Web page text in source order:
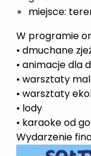
miejsce:
W programie
• dmuchane
• animacje dla
• warsztaty
• warsztaty
• lody
• karaoke od
Wydarzenie